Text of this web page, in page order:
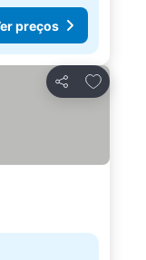
preços
Partilhar